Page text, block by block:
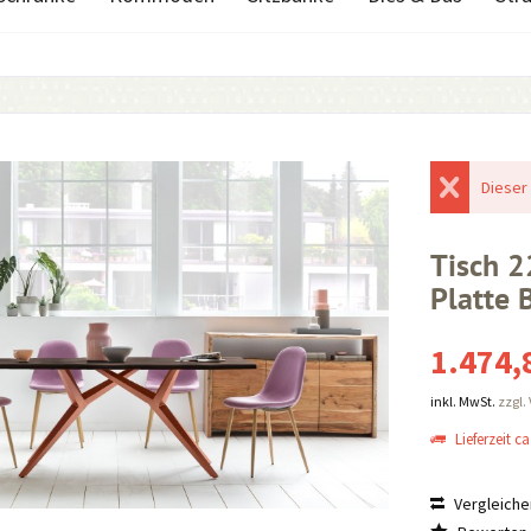
Tisch
Platte
inkl. MwSt. zzgl.
Lieferzeit